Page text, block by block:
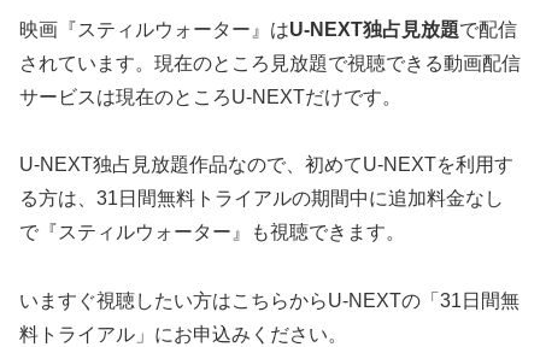
映画『スティルウォーター』はU-NEXT独占見放題で配信
されています。現在のところ見放題で視聴できる動画配信
サービスは現在のところU-NEXTだけです。
U-NEXT独占見放題作品なので、初めてU-NEXTを利用す
る方は、31日間無料トライアルの期間中に追加料金なし
で『スティルウォーター』も視聴できます。
いますぐ視聴したい方はこちらからU-NEXTの「31日間無
料トライアル」にお申込みください。